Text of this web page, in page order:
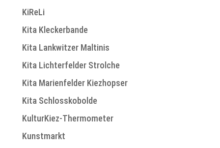
KiReLi
Kita Kleckerbande
Kita Lankwitzer Maltinis
Kita Lichterfelder Strolche
Kita Marienfelder Kiezhopser
Kita Schlosskobolde
KulturKiez-Thermometer
Kunstmarkt